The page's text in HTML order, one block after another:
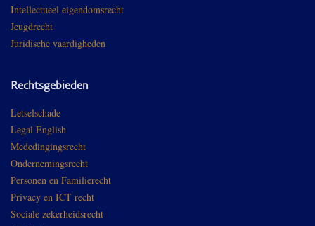
Intellectueel eigendomsrecht
Jeugdrecht
Juridische vaardigheden
Rechtsgebieden
Letselschade
Legal English
Mededingingsrecht
Ondernemingsrecht
Personen en Familierecht
Privacy en ICT recht
Sociale zekerheidsrecht